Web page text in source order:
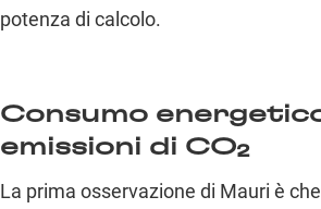
potenza di calcolo.
Consumo
emissioni di CO₂
La prima osservazione di Mauri è